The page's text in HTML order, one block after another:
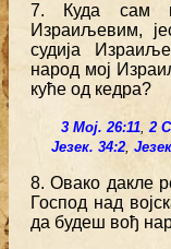
7. Куда сам
Израиљевим,
судија
народ мој
куће од кедра?
3 Мој. 26:11,2
Језек. 34:2,
8. Овако дакле
Господ над
да будеш вођ